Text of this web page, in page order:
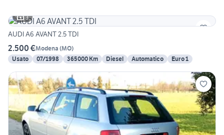
3
AUDI A6 AVANT 2.5 TDI
2.500 €Modena (MO)
Usato
07/1998 365000 Km Diesel Automatico Euro 1